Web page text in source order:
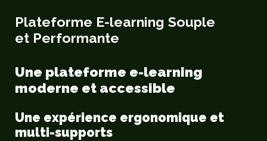
Plateforme E-learning Souple
et Performante
Une plateforme e-learning
moderne et accessible
Une expérience ergonomique et
multi-supports